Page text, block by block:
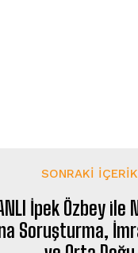
SONRAKI İÇERIK